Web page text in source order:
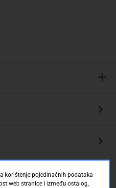
korištenje pojedinačnih podataka
web stranice i između ostalog,